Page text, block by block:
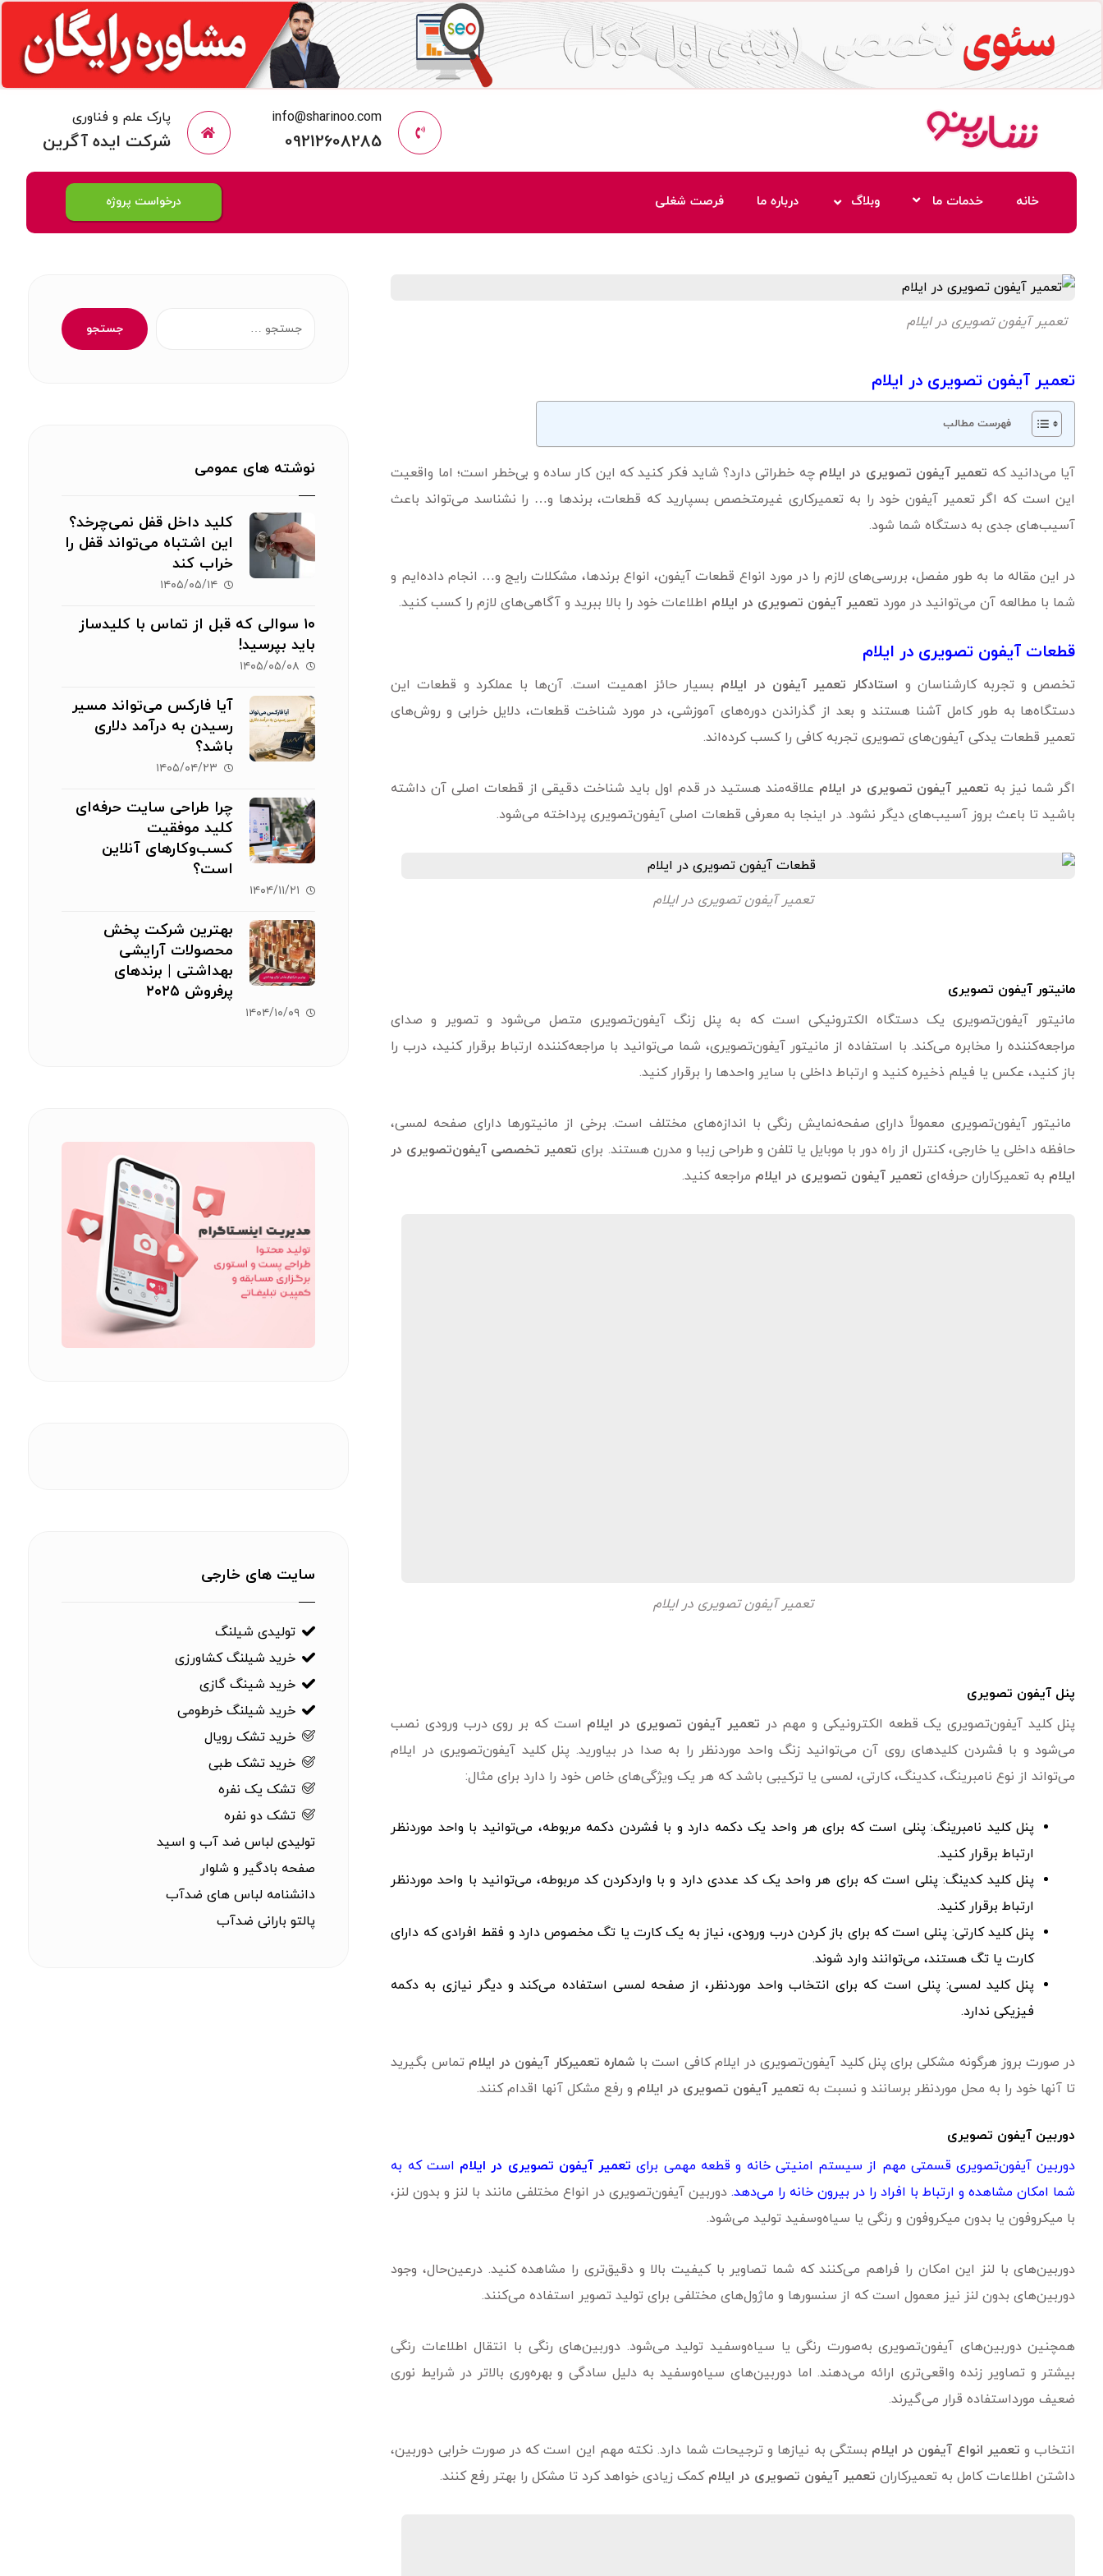
پارک علم و فناوری
شرکت ایده آگرین
info@sharinoo.com
09212608285
خانه خدمات ما وبلاگ درباره ما فرصت شغلی درخواست پروژه
تعمیر آیفون تصویری در ایلام
تعمیر آیفون تصویری در ایلام
فهرست مطالب
آیا می‌دانید که تعمیر آیفون تصویری در ایلام چه خطراتی دارد؟ شاید فکر کنید که این کار ساده و بی‌خطر است؛ اما واقعیت
این است که اگر تعمیر آیفون خود را به تعمیرکاری غیرمتخصص بسپارید که قطعات، برندها و… را نشناسد می‌تواند باعث
آسیب‌های جدی به دستگاه شما شود.
در این مقاله ما به طور مفصل، بررسی‌های لازم را در مورد انواع قطعات آیفون، انواع برندها، مشکلات رایج و… انجام داده‌ایم و
شما با مطالعه آن می‌توانید در مورد تعمیر آیفون تصویری در ایلام اطلاعات خود را بالا ببرید و آگاهی‌های لازم را کسب کنید.
قطعات آیفون‌ تصویری در ایلام
تخصص و تجربه کارشناسان و استادکار تعمیر آیفون در ایلام بسیار حائز اهمیت است. آن‌ها با عملکرد و قطعات این
دستگاه‌ها به طور کامل آشنا هستند و بعد از گذراندن دوره‌های آموزشی، در مورد شناخت قطعات، دلایل خرابی و روش‌های
تعمیر قطعات یدکی آیفون‌های تصویری تجربه کافی را کسب کرده‌اند.
اگر شما نیز به تعمیر آیفون تصویری در ایلام علاقه‌مند هستید در قدم اول باید شناخت دقیقی از قطعات اصلی آن داشته
باشید تا باعث بروز آسیب‌های دیگر نشود. در اینجا به معرفی قطعات اصلی آیفون‌تصویری پرداخته می‌شود.
تعمیر آیفون تصویری در ایلام
مانیتور آیفون تصویری
مانیتور آیفون‌تصویری یک دستگاه الکترونیکی است که به پنل زنگ آیفون‌تصویری متصل می‌شود و تصویر و صدای
مراجعه‌کننده را مخابره می‌کند. با استفاده از مانیتور آیفون‌تصویری، شما می‌توانید با مراجعه‌کننده ارتباط برقرار کنید، درب را
باز کنید، عکس یا فیلم ذخیره کنید و ارتباط داخلی با سایر واحدها را برقرار کنید.
مانیتور آیفون‌تصویری معمولاً دارای صفحه‌نمایش رنگی با اندازه‌های مختلف است. برخی از مانیتورها دارای صفحه لمسی،
حافظه داخلی یا خارجی، کنترل از راه دور با موبایل یا تلفن و طراحی زیبا و مدرن هستند. برای تعمیر تخصصی آیفون‌تصویری در
ایلام به تعمیرکاران حرفه‌ای تعمیر آیفون تصویری در ایلام مراجعه کنید.
تعمیر آیفون تصویری در ایلام
پنل آیفون تصویری
پنل کلید آیفون‌تصویری یک قطعه الکترونیکی و مهم در تعمیر آیفون تصویری در ایلام است که بر روی درب ورودی نصب
می‌شود و با فشردن کلیدهای روی آن می‌توانید زنگ واحد موردنظر را به صدا در بیاورید. پنل کلید آیفون‌تصویری در ایلام
می‌تواند از نوع نامبرینگ، کدینگ، کارتی، لمسی یا ترکیبی باشد که هر یک ویژگی‌های خاص خود را دارد برای مثال:
پنل کلید نامبرینگ: پنلی است که برای هر واحد یک دکمه دارد و با فشردن دکمه مربوطه، می‌توانید با واحد موردنظر
ارتباط برقرار کنید.
پنل کلید کدینگ: پنلی است که برای هر واحد یک کد عددی دارد و با واردکردن کد مربوطه، می‌توانید با واحد موردنظر
ارتباط برقرار کنید.
پنل کلید کارتی: پنلی است که برای باز کردن درب ورودی، نیاز به یک کارت یا تگ مخصوص دارد و فقط افرادی که دارای
کارت یا تگ هستند، می‌توانند وارد شوند.
پنل کلید لمسی: پنلی است که برای انتخاب واحد موردنظر، از صفحه لمسی استفاده می‌کند و دیگر نیازی به دکمه
فیزیکی ندارد.
در صورت بروز هرگونه مشکلی برای پنل کلید آیفون‌تصویری در ایلام کافی است با شماره تعمیرکار آیفون در ایلامتماس بگیرید
تا آنها خود را به محل موردنظر برسانند و نسبت به تعمیر آیفون تصویری در ایلام و رفع مشکل آنها اقدام کنند.
دوربین آیفون تصویری
دوربین آیفون‌تصویری قسمتی مهم از سیستم امنیتی خانه و قطعه مهمی برای تعمیر آیفون تصویری در ایلام است که به
شما امکان مشاهده و ارتباط با افراد را در بیرون خانه را می‌دهد. دوربین آیفون‌تصویری در انواع مختلفی مانند با لنز و بدون لنز،
با میکروفون یا بدون میکروفون و رنگی یا سیاه‌وسفید تولید می‌شود.
دوربین‌های با لنز این امکان را فراهم می‌کنند که شما تصاویر با کیفیت بالا و دقیق‌تری را مشاهده کنید. درعین‌حال، وجود
دوربین‌های بدون لنز نیز معمول است که از سنسورها و ماژول‌های مختلفی برای تولید تصویر استفاده می‌کنند.
همچنین دوربین‌های آیفون‌تصویری به‌صورت رنگی یا سیاه‌وسفید تولید می‌شود. دوربین‌های رنگی با انتقال اطلاعات رنگی
بیشتر و تصاویر زنده واقعی‌تری ارائه می‌دهند. اما دوربین‌های سیاه‌وسفید به دلیل سادگی و بهره‌وری بالاتر در شرایط نوری
ضعیف مورداستفاده قرار می‌گیرند.
انتخاب و تعمیر انواع آیفون در ایلام بستگی به نیازها و ترجیحات شما دارد. نکته مهم این است که در صورت خرابی دوربین،
داشتن اطلاعات کامل به تعمیرکاران تعمیر آیفون تصویری در ایلام کمک زیادی خواهد کرد تا مشکل را بهتر رفع کنند.
جستجو
نوشته های عمومی
کلید داخل قفل نمی‌چرخد؟
این اشتباه می‌تواند قفل را
خراب کند
۱۴۰۵/۰۵/۱۴
۱۰ سوالی که قبل از تماس با کلیدساز
باید بپرسید!
۱۴۰۵/۰۵/۰۸
آیا فارکس می‌تواند مسیر
رسیدن به درآمد دلاری
باشد؟
۱۴۰۵/۰۴/۲۳
چرا طراحی سایت حرفه‌ای
کلید موفقیت
کسب‌وکارهای آنلاین
است؟
۱۴۰۴/۱۱/۲۱
بهترین شرکت پخش
محصولات آرایشی
بهداشتی | برندهای
پرفروش ۲۰۲۵
۱۴۰۴/۱۰/۰۹
سایت های خارجی
تولیدی شیلنگ
خرید شیلنگ کشاورزی
خرید شینگ گازی
خرید شیلنگ خرطومی
خرید تشک رویال
خرید تشک طبی
تشک یک نفره
تشک دو نفره
تولیدی لباس ضد آب و اسید
صفحه بادگیر و شلوار
دانشنامه لباس های ضدآب
پالتو بارانی ضدآب